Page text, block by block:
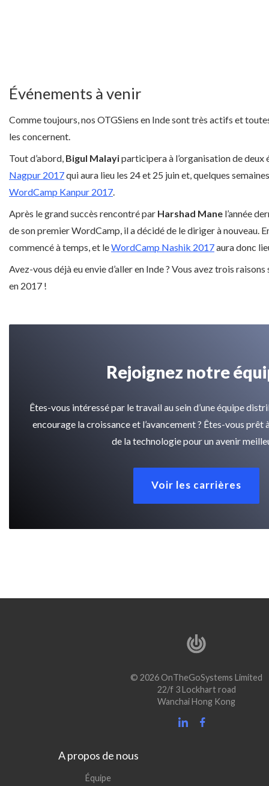
Événements à venir
Comme toujours, nos OTGSiens en Inde sont très actifs et
les concernent.
Tout d’abord, Bigul Malayiparticipera à l’organisation de deux
Nagpur 2017qui aura lieu les 24 et 25 juin et, quelques
WordCamp Kanpur 2017.
Après le grand succès rencontré par Harshad Mane l’année
de son premier WordCamp, il a décidé de le diriger à nouveau.
commencé à temps, et leWordCamp Nashik 2017aura donc
Avez-vous déjà eu envie d’aller en Inde ? Vous avez trois
en 2017 !
Rejoignez notre
Êtes-vous intéressé par le travail au sein d’une équipe
encourage la croissance et l’avancement ? Êtes-vous prêt
de la technologie pour un avenir
Voir les carrières
© 2026 OnTheGoSystems Limited
22/f 3 Lockhart road
Wanchai Hong Kong
A propos de nous
Équipe